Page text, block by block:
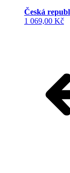
Česká
1 069,00 Kč